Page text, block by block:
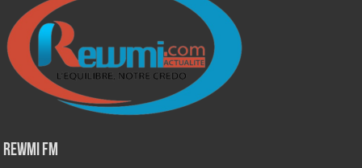
Rewmi Fm